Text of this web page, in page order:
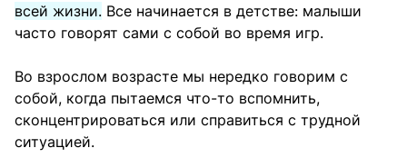
всей жизни. Все начинается в детстве: малыши
часто говорят сами с собой во время игр.
Во взрослом возрасте мы нередко говорим с
собой, когда пытаемся что-то вспомнить,
сконцентрироваться или справиться с трудной
ситуацией.